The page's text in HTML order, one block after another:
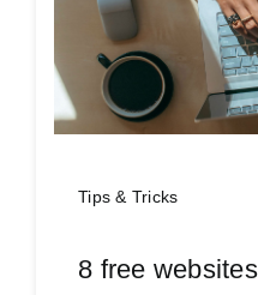
Tips & Tricks
8 free